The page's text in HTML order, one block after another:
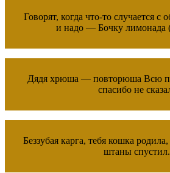
Говорят, когда что-то случается с
и надо — Бочку лимонада
Дядя хрюша — повторюша Всю
спасибо не
Беззубая карга, тебя кошка
штаны спустил.